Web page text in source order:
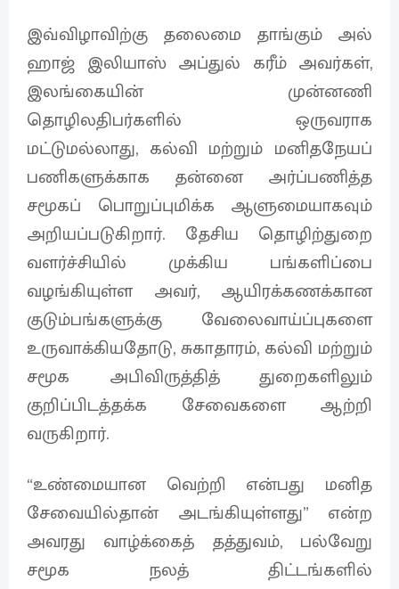
இவ்விழாவிற்கு தலைமை தாங்கும் அல்
ஹாஜ் இலியாஸ் அப்துல் கரீம் அவர்கள்,
இலங்கையின் முன்னணி
தொழிலதிபர்களில் ஒருவராக
மட்டுமல்லாது, கல்வி மற்றும் மனிதநேயப்
பணிகளுக்காக தன்னை அர்ப்பணித்த
சமூகப் பொறுப்புமிக்க ஆளுமையாகவும்
அறியப்படுகிறார். தேசிய தொழிற்துறை
வளர்ச்சியில் முக்கிய பங்களிப்பை
வழங்கியுள்ள அவர், ஆயிரக்கணக்கான
குடும்பங்களுக்கு வேலைவாய்ப்புகளை
உருவாக்கியதோடு, சுகாதாரம், கல்வி மற்றும்
சமூக அபிவிருத்தித் துறைகளிலும்
குறிப்பிடத்தக்க சேவைகளை ஆற்றி
வருகிறார்.
“உண்மையான வெற்றி என்பது மனித
சேவையில்தான் அடங்கியுள்ளது” என்ற
அவரது வாழ்க்கைத் தத்துவம், பல்வேறு
சமூக நலத் திட்டங்களில்